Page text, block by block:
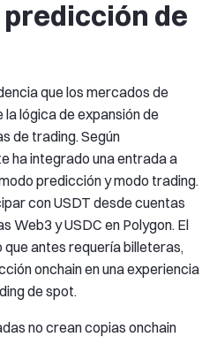
de
que los mercados de
lógica de expansión de
de trading. Según
ha integrado una entrada a
predicción y modo trading.
con USDT desde cuentas
Web3 y USDC en Polygon. El
antes requería billeteras,
onchain en una experiencia
de spot.
no crean copias onchain